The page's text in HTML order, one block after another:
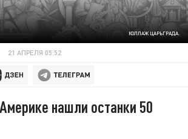
КОЛЛАЖ ЦАРЬГРАДА.
21 АПРЕЛЯ 05:52
нашли останки 50